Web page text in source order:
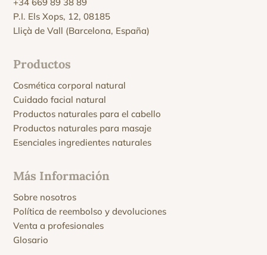
P.I. Els Xops, 12, 08185
Lliçà de Vall (Barcelona, España)
Productos
Cosmética corporal natural
Cuidado facial natural
Productos naturales para el cabello
Productos naturales para masaje
Esenciales ingredientes naturales
Más Información
Sobre nosotros
Política de reembolso y devoluciones
Venta a profesionales
Glosario